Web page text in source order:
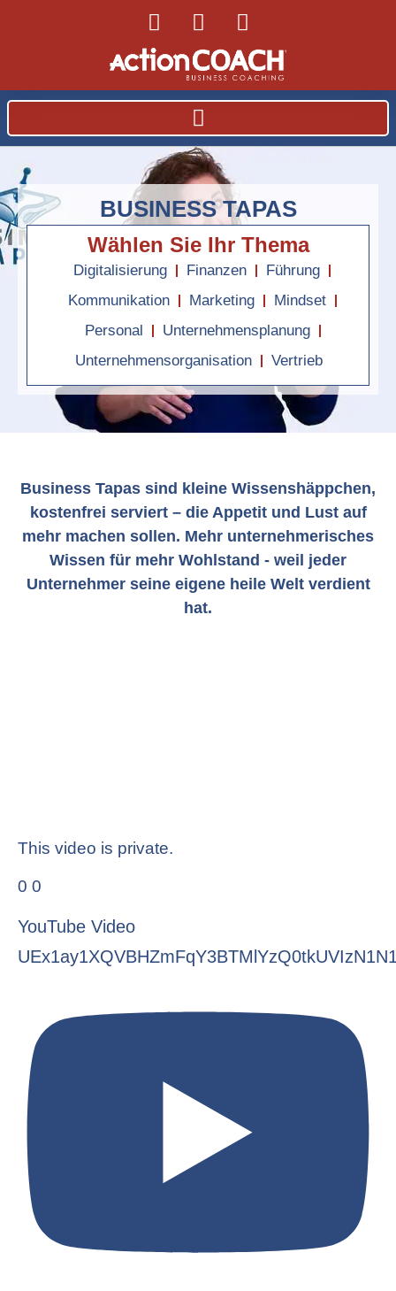
BUSINESS TAPAS
Wählen Sie Ihr Thema
Digitalisierung Finanzen
Führung
Kommunikation
Marketing
Mindset
Personal
Unternehmensplanung
Unternehmensorganisation
Vertrieb
Business Tapas sind kleine Wissenshäppchen,
kostenfrei serviert – die Appetit und Lust auf
mehr machen sollen. Mehr unternehmerisches
Wissen für mehr Wohlstand - weil jeder
Unternehmer seine eigene heile Welt verdient
hat.
This video is private.
0 0
YouTube Video